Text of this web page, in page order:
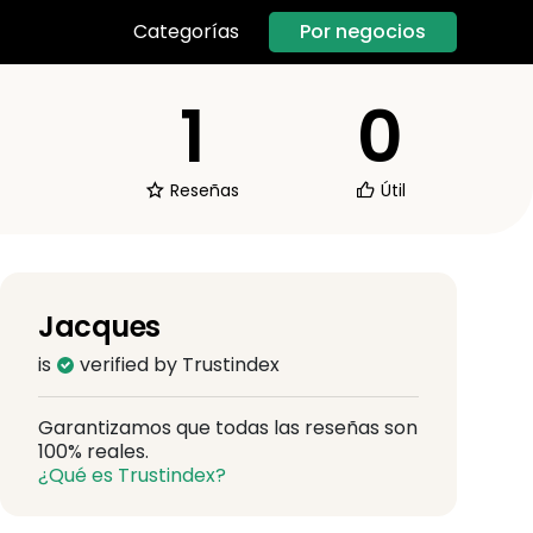
Categorías Por negocios
1
Reseñas
0
Útil
Jacques
is verified by Trustindex
Garantizamos que todas las reseñas son
100% reales.
¿Qué es Trustindex?